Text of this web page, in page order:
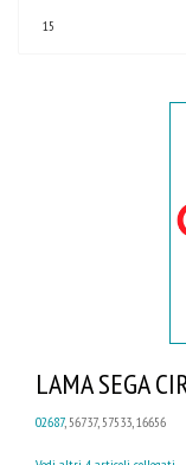
15
LAMA SEGA
02687, 56737, 57533, 16656